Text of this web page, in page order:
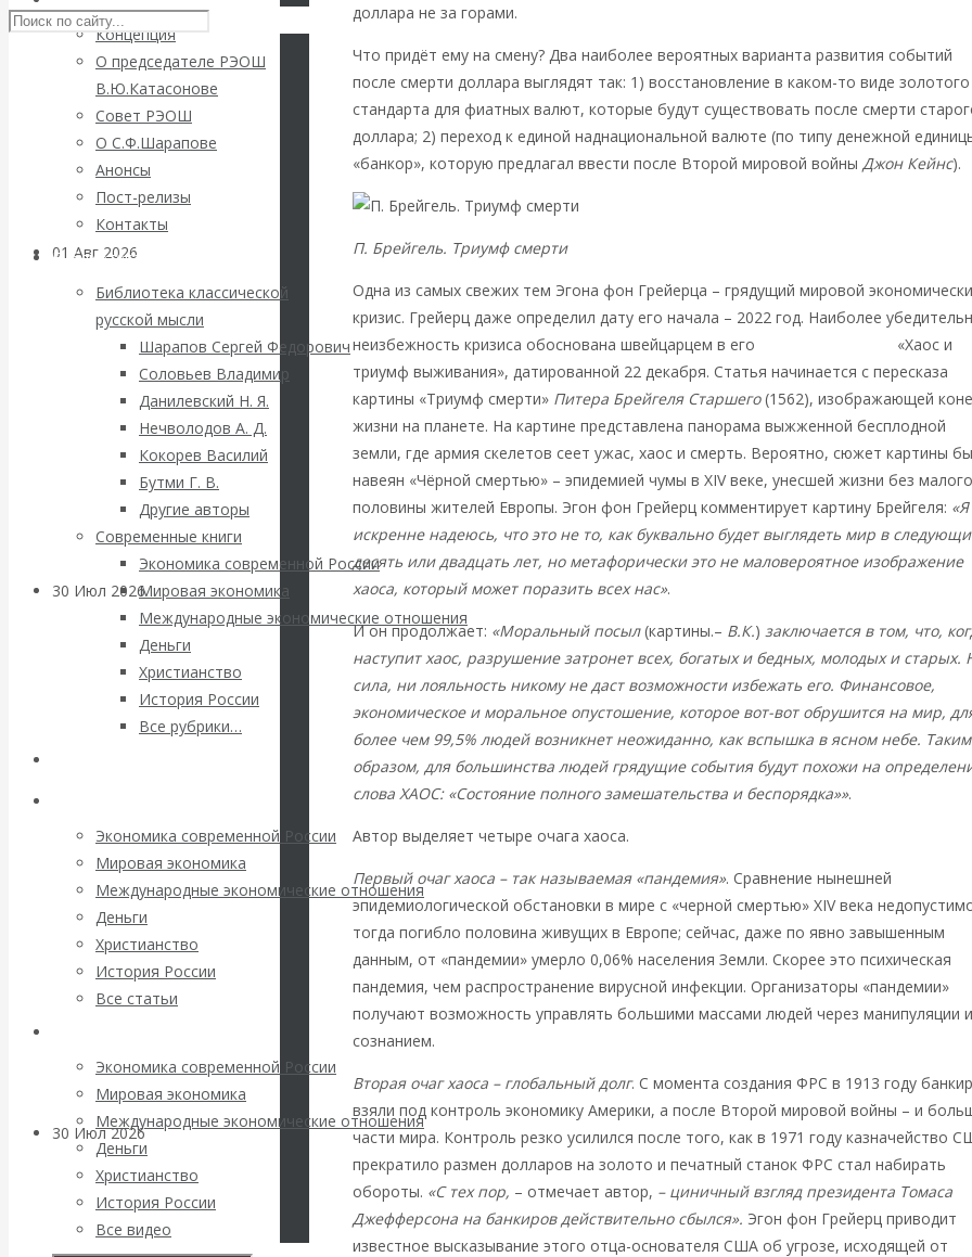
Концепция
О председателе РЭОШ
В.Ю.Катасонове
Совет РЭОШ
О С.Ф.Шарапове
Анонсы
Пост-релизы
Контакты
Библиотека
Библиотека классической
русской мысли
Шарапов Сергей Федорович
Соловьев Владимир
Данилевский Н. Я.
Нечволодов А. Д.
Кокорев Василий
Бутми Г. В.
Другие авторы
Современные книги
Экономика современной России
Мировая экономика
Международные экономические отношения
Деньги
Христианство
История России
Все рубрики…
Экономика современной России
Мировая экономика
Международные экономические отношения
Деньги
Христианство
История России
Все статьи
Экономика современной России
Мировая экономика
Международные экономические отношения
Деньги
Христианство
История России
Все видео
раз на тему
блокировки
банковских
счетов
01 Авг 2026
ВАлентин
Катасонов.
Саммит НАТО в
Турции: Drang
nach Osten
30 Июл 2026Банки
Валентин
Катасонов. Кто
финансовых
рынках?
Минфины хотят
быть главнее
Центробанков?
30 Июл 2026Цифровая
экономика
Валентин
доллара не за горами.
Что придёт ему на смену? Два наиболее вероятных варианта развития событий
после смерти доллара выглядят так: 1) восстановление в каком-то виде золотого
стандарта для фиатных валют, которые будут существовать после смерти
доллара; 2) переход к единой наднациональной валюте (по типу денежной
«банкор», которую предлагал ввести после Второй мировой войныДжон Кейнс).
П. Брейгель. Триумф смерти
Одна из самых свежих тем Эгона фон Грейерца – грядущий мировой
кризис. Грейерц даже определил дату его начала – 2022 год. Наиболее
неизбежность кризиса обоснована швейцарцем в его
«Хаос и
триумф выживания», датированной 22 декабря. Статья начинается с пересказа
картины «Триумф смерти» Питера Брейгеля Старшего(1562), изображающей
жизни на планете. На картине представлена панорама выжженной бесплодной
земли, где армия скелетов сеет ужас, хаос и смерть. Вероятно, сюжет картины
навеян «Чёрной смертью» – эпидемией чумы в XIV веке, унесшей жизни без малого
половины жителей Европы. Эгон фон Грейерц комментирует картину Брейгеля: «Я
искренне надеюсь, что это не то, как буквально будет выглядеть мир в
десять или двадцать лет, но метафорически это не маловероятное изображение
хаоса, который может поразить всех нас».
И он продолжает: «Моральный посыл(картины.– В.К.) заключается в том, что,
наступит хаос, разрушение затронет всех, богатых и бедных, молодых и старых.
сила, ни лояльность никому не даст возможности избежать его. Финансовое,
экономическое и моральное опустошение, которое вот-вот обрушится на мир,
более чем 99,5% людей возникнет неожиданно, как вспышка в ясном небе. Таким
образом, для большинства людей грядущие события будут похожи на
слова ХАОС: «Состояние полного замешательства и беспорядка»».
Автор выделяет четыре очага хаоса.
Первый очаг хаоса – так называемая «пандемия». Сравнение нынешней
эпидемиологической обстановки в мире с «черной смертью» XIV века
тогда погибло половина живущих в Европе; сейчас, даже по явно завышенным
данным, от «пандемии» умерло 0,06% населения Земли. Скорее это психическая
пандемия, чем распространение вирусной инфекции. Организаторы «пандемии»
получают возможность управлять большими массами людей через манипуляции
сознанием.
Вторая очаг хаоса – глобальный долг. С момента создания ФРС в 1913 году
взяли под контроль экономику Америки, а после Второй мировой войны – и
части мира. Контроль резко усилился после того, как в 1971 году казначейство
прекратило размен долларов на золото и печатный станок ФРС стал набирать
обороты. «С тех пор, – отмечает автор, – циничный взгляд президента Томаса
Джефферсона на банкиров действительно сбылся». Эгон фон Грейерц приводит
известное высказывание этого отца-основателя США об угрозе, исходящей от